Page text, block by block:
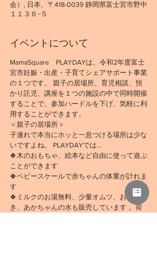
会）, 日本、〒418-0039 静岡県富士宮市野中
１１３６−５
イベントについて
MamaSquare　PLAYDAYは、令和2年度富士
宮市妊娠・出産・子育てシェアサポート事業
の１つです。 親子の居場所、育児相談、預
かり託児、講座を１つの施設の中で同時開催
することで、参加ハードルを下げ、気軽に利
用することができます。
＜親子の居場所＞
子連れで本当にホッと一息つける場所は少な
いですよね。 PLAYDAYでは…
🍀木のおもちゃ、絵本など自由に使って遊ぶ
ことができます
🍀ベビースケールで赤ちゃんの体重が計れま
す
🍀ミルクのお湯無料、少量オムツ、おしりふ
き、あかちゃんの水も販売しています 。荷